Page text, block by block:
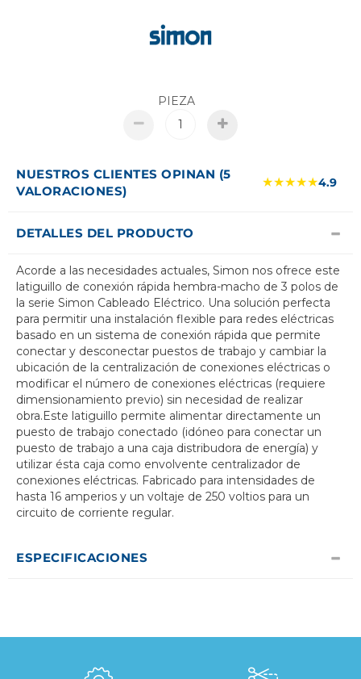
PIEZA
NUESTROS CLIENTES OPINAN (5
VALORACIONES)
★★★★★4.9
DETALLES DEL PRODUCTO
Acorde a las necesidades actuales, Simon nos ofrece este
latiguillo de conexión rápida hembra-macho de 3 polos de
la serie Simon Cableado Eléctrico. Una solución perfecta
para permitir una instalación flexible para redes eléctricas
basado en un sistema de conexión rápida que permite
conectar y desconectar puestos de trabajo y cambiar la
ubicación de la centralización de conexiones eléctricas o
modificar el número de conexiones eléctricas (requiere
dimensionamiento previo) sin necesidad de realizar
obra.Este latiguillo permite alimentar directamente un
puesto de trabajo conectado (idóneo para conectar un
puesto de trabajo a una caja distribudora de energía) y
utilizar ésta caja como envolvente centralizador de
conexiones eléctricas. Fabricado para intensidades de
hasta 16 amperios y un voltaje de 250 voltios para un
circuito de corriente regular.
ESPECIFICACIONES